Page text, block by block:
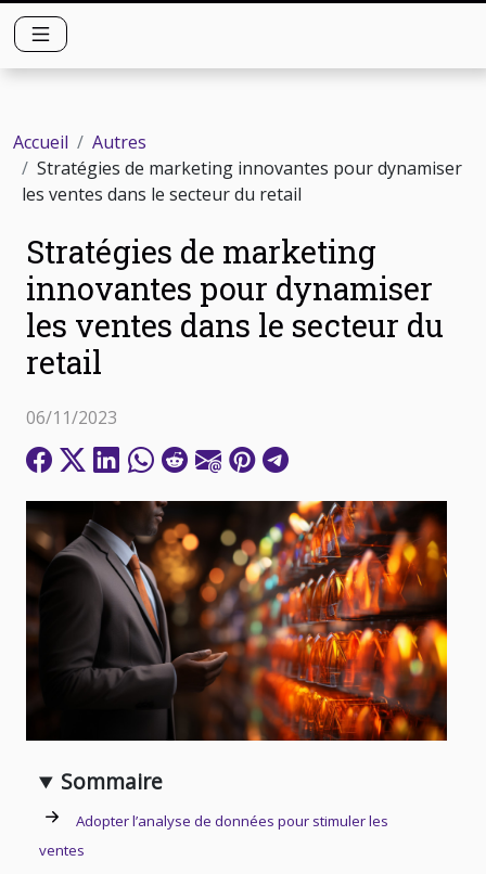
Accueil
Autres
Stratégies de marketing innovantes pour dynamiser
les ventes dans le secteur du retail
Stratégies de marketing
innovantes pour dynamiser
les ventes dans le secteur du
retail
06/11/2023
Sommaire
Adopter l’analyse de données pour stimuler les
ventes